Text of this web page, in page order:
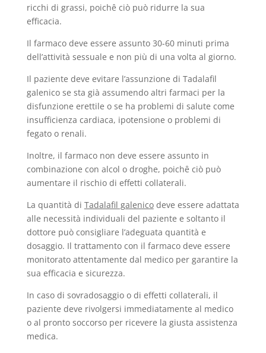
ricchi di grassi, poichê ciò può ridurre la sua
efficacia.
Il farmaco deve essere assunto 30-60 minuti prima
dell’attività sessuale e non più di una volta al giorno.
Il paziente deve evitare l’assunzione di Tadalafil
galenico se sta già assumendo altri farmaci per la
disfunzione erettile o se ha problemi di salute come
insufficienza cardiaca, ipotensione o problemi di
fegato o renali.
Inoltre, il farmaco non deve essere assunto in
combinazione con alcol o droghe, poichê ciò può
aumentare il rischio di effetti collaterali.
La quantità di Tadalafil galenicodeve essere adattata
alle necessità individuali del paziente e soltanto il
dottore può consigliare l’adeguata quantità e
dosaggio. Il trattamento con il farmaco deve essere
monitorato attentamente dal medico per garantire la
sua efficacia e sicurezza.
In caso di sovradosaggio o di effetti collaterali, il
paziente deve rivolgersi immediatamente al medico
o al pronto soccorso per ricevere la giusta assistenza
medica.